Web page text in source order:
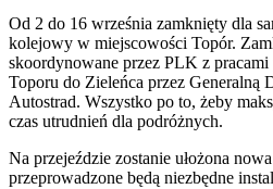
Od 2 do 16 września zamknięty dla
kolejowy w miejscowości Topór.
skoordynowane przez PLK z
Toporu do Zieleńca przez
Autostrad. Wszystko po to, żeby
czas utrudnień dla podróżnych.
Na przejeździe zostanie ułożona
przeprowadzone będą niezbędne